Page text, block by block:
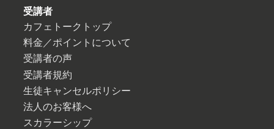
受講者
カフェトークトップ
料金／ポイントについて
受講者の声
受講者規約
生徒キャンセルポリシー
法人のお客様へ
スカラーシップ